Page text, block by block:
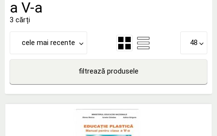
a V-a
3 cărți
cele mai recente 48
filtrează produsele